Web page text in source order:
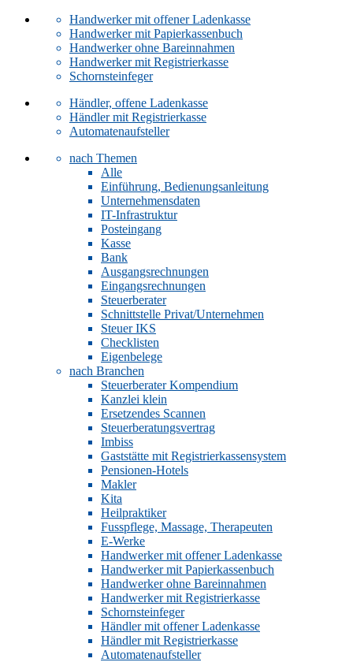
Handwerker mit offener Ladenkasse
Handwerker mit Papierkassenbuch
Handwerker ohne Bareinnahmen
Handwerker mit Registrierkasse
Schornsteinfeger
Händler, offene Ladenkasse
Händler mit Registrierkasse
Automatenaufsteller
nach Themen
Alle
Einführung, Bedienungsanleitung
Unternehmensdaten
IT-Infrastruktur
Posteingang
Kasse
Bank
Ausgangsrechnungen
Eingangsrechnungen
Steuerberater
Schnittstelle Privat/Unternehmen
Steuer IKS
Checklisten
Eigenbelege
nach Branchen
Steuerberater Kompendium
Kanzlei klein
Ersetzendes Scannen
Steuerberatungsvertrag
Imbiss
Gaststätte mit Registrierkassensystem
Pensionen-Hotels
Makler
Kita
Heilpraktiker
Fusspflege, Massage, Therapeuten
E-Werke
Handwerker mit offener Ladenkasse
Handwerker mit Papierkassenbuch
Handwerker ohne Bareinnahmen
Handwerker mit Registrierkasse
Schornsteinfeger
Händler mit offener Ladenkasse
Händler mit Registrierkasse
Automatenaufsteller